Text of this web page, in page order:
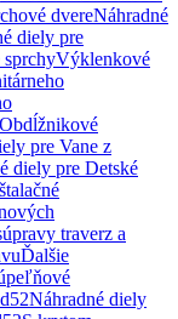
dvereNáhradné
diely pre
Výklenkové
pre Vane z
diely pre Detské
traverz a
Ďalšie
Náhradné diely